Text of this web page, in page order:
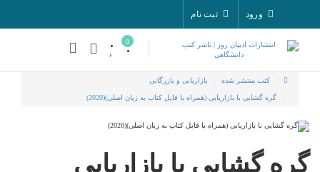
ورود ثبت نام
کتب منتشر شده بازاریابی و بازرگانی
گره گشایی با بازاریابی (همراه با فایل کتاب به زبان اصلی)(2020)
گره گشایی با بازاریابی